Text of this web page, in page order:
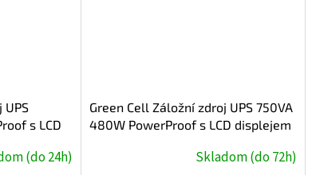
UPS
s LCD
(do 24h)
Green Cell Záložní zdroj UPS 750VA
480W PowerProof s LCD displejem
Skladom (do 72h)